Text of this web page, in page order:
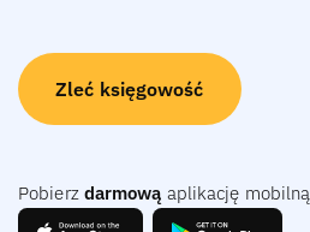
Zleć księgowość
Pobierz darmową aplikację mobilną